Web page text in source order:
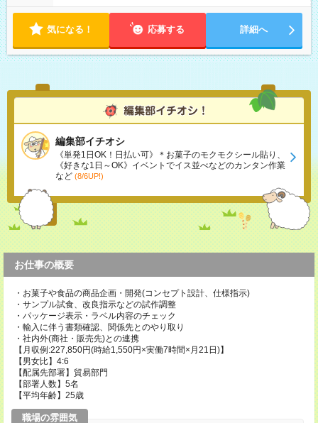
気になる！ 応募する 詳細へ
編集部イチオシ
《単発1日OK！日払い可》＊お菓子のモクモクシール貼り、
《好きな1日～OK》イベントでイス並べなどのカンタン作業
など (8/6UP!)
お仕事の概要
・お菓子や食品の商品企画・開発(コンセプト設計、仕様指示)
・サンプル試食、改良指示などの試作調整
・パッケージ表示・ラベル内容のチェック
・輸入に伴う書類確認、関係先とのやり取り
・社内外(商社・販売先)との連携
【月収例:227,850円(時給1,550円×実働7時間×月21日)】
【男女比】4:6
【配属先部署】貿易部門
【部署人数】5名
【平均年齢】25歳
職場の雰囲気